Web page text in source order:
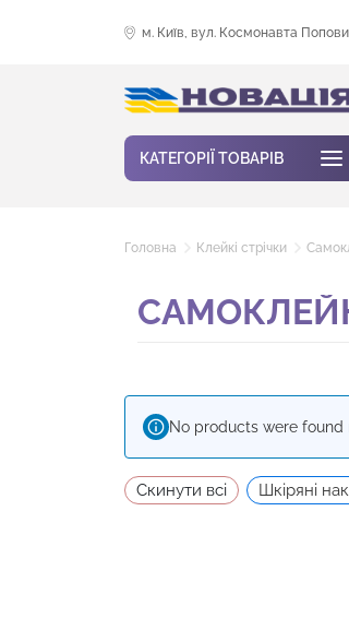
м. Київ, вул. Космонавта
КАТЕГОРІЇ ТОВАРІВ
Головна Клейкі стрічки
No products were
Скинути всі Шкіряні